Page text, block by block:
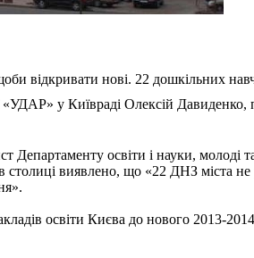
відкривати нові. 22 дошкільних
«УДАР» у Київраді Олексій Давиденко,
Департаменту освіти і науки,
столиці виявлено, що «22 ДНЗ міста
освіти Києва до нового 2013-